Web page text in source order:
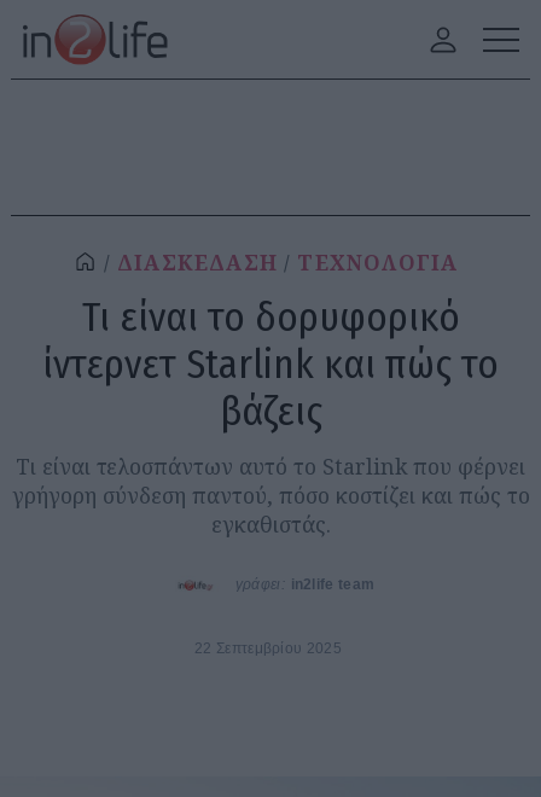
ΔΙΑΣΚΕΔΑΣΗ ΤΕΧΝΟΛΟΓΙΑ
Τι είναι το δορυφορικό
ίντερνετ Starlink και πώς το
βάζεις
Τι είναι τελοσπάντων αυτό το Starlink που φέρνει
γρήγορη σύνδεση παντού, πόσο κοστίζει και πώς το
εγκαθιστάς.
γράφει: in2life team
22 Σεπτεμβρίου 2025